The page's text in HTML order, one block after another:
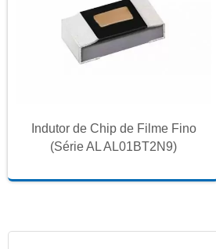
Indutor de Chip de Filme Fino
(Série AL AL01BT2N9)